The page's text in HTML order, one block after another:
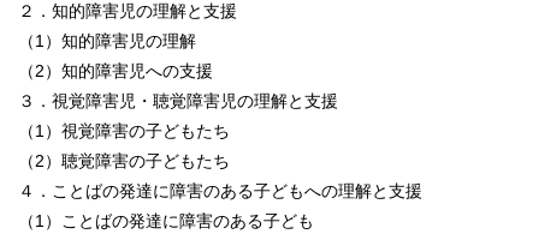
２．知的障害児の理解と支援
（1）知的障害児の理解
（2）知的障害児への支援
３．視覚障害児・聴覚障害児の理解と支援
（1）視覚障害の子どもたち
（2）聴覚障害の子どもたち
４．ことばの発達に障害のある子どもへの理解と支援
（1）ことばの発達に障害のある子ども